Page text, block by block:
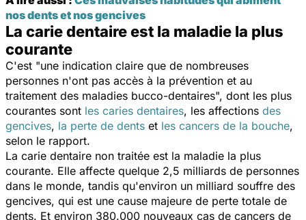
nos dents et nos gencives
La carie dentaire est la maladie la plus
courante
C'est "une indication claire que de nombreuses
personnes n'ont pas accès à la prévention et au
traitement des maladies bucco-dentaires", dont les plus
courantes sont les caries dentaires, les affections des
gencives, la perte de dents et les cancers de la bouche,
selon le rapport.
La carie dentaire non traitée est la maladie la plus
courante. Elle affecte quelque 2,5 milliards de personnes
dans le monde, tandis qu'environ un milliard souffre des
gencives, qui est une cause majeure de perte totale de
dents. Et environ 380.000 nouveaux cas de cancers de